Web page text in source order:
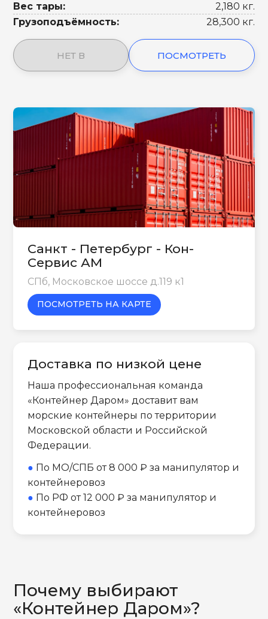
Вес тары:
2,180 кг.
Грузоподъёмность:
28,300 кг.
НЕТ В ПОСМОТРЕТЬ
Санкт - Петербург - Кон-
Сервис АМ
СПб, Московское шоссе д.119 к1
ПОСМОТРЕТЬ НА КАРТЕ
Доставка по низкой цене
Наша профессиональная команда
«Контейнер Даром» доставит вам
морские контейнеры по территории
Московской области и Российской
Федерации.
● По МО/СПБ от 8 000 ₽ за манипулятор и
контейнеровоз
● По РФ от 12 000 ₽ за манипулятор и
контейнеровоз
Почему выбирают
«Контейнер Даром»?